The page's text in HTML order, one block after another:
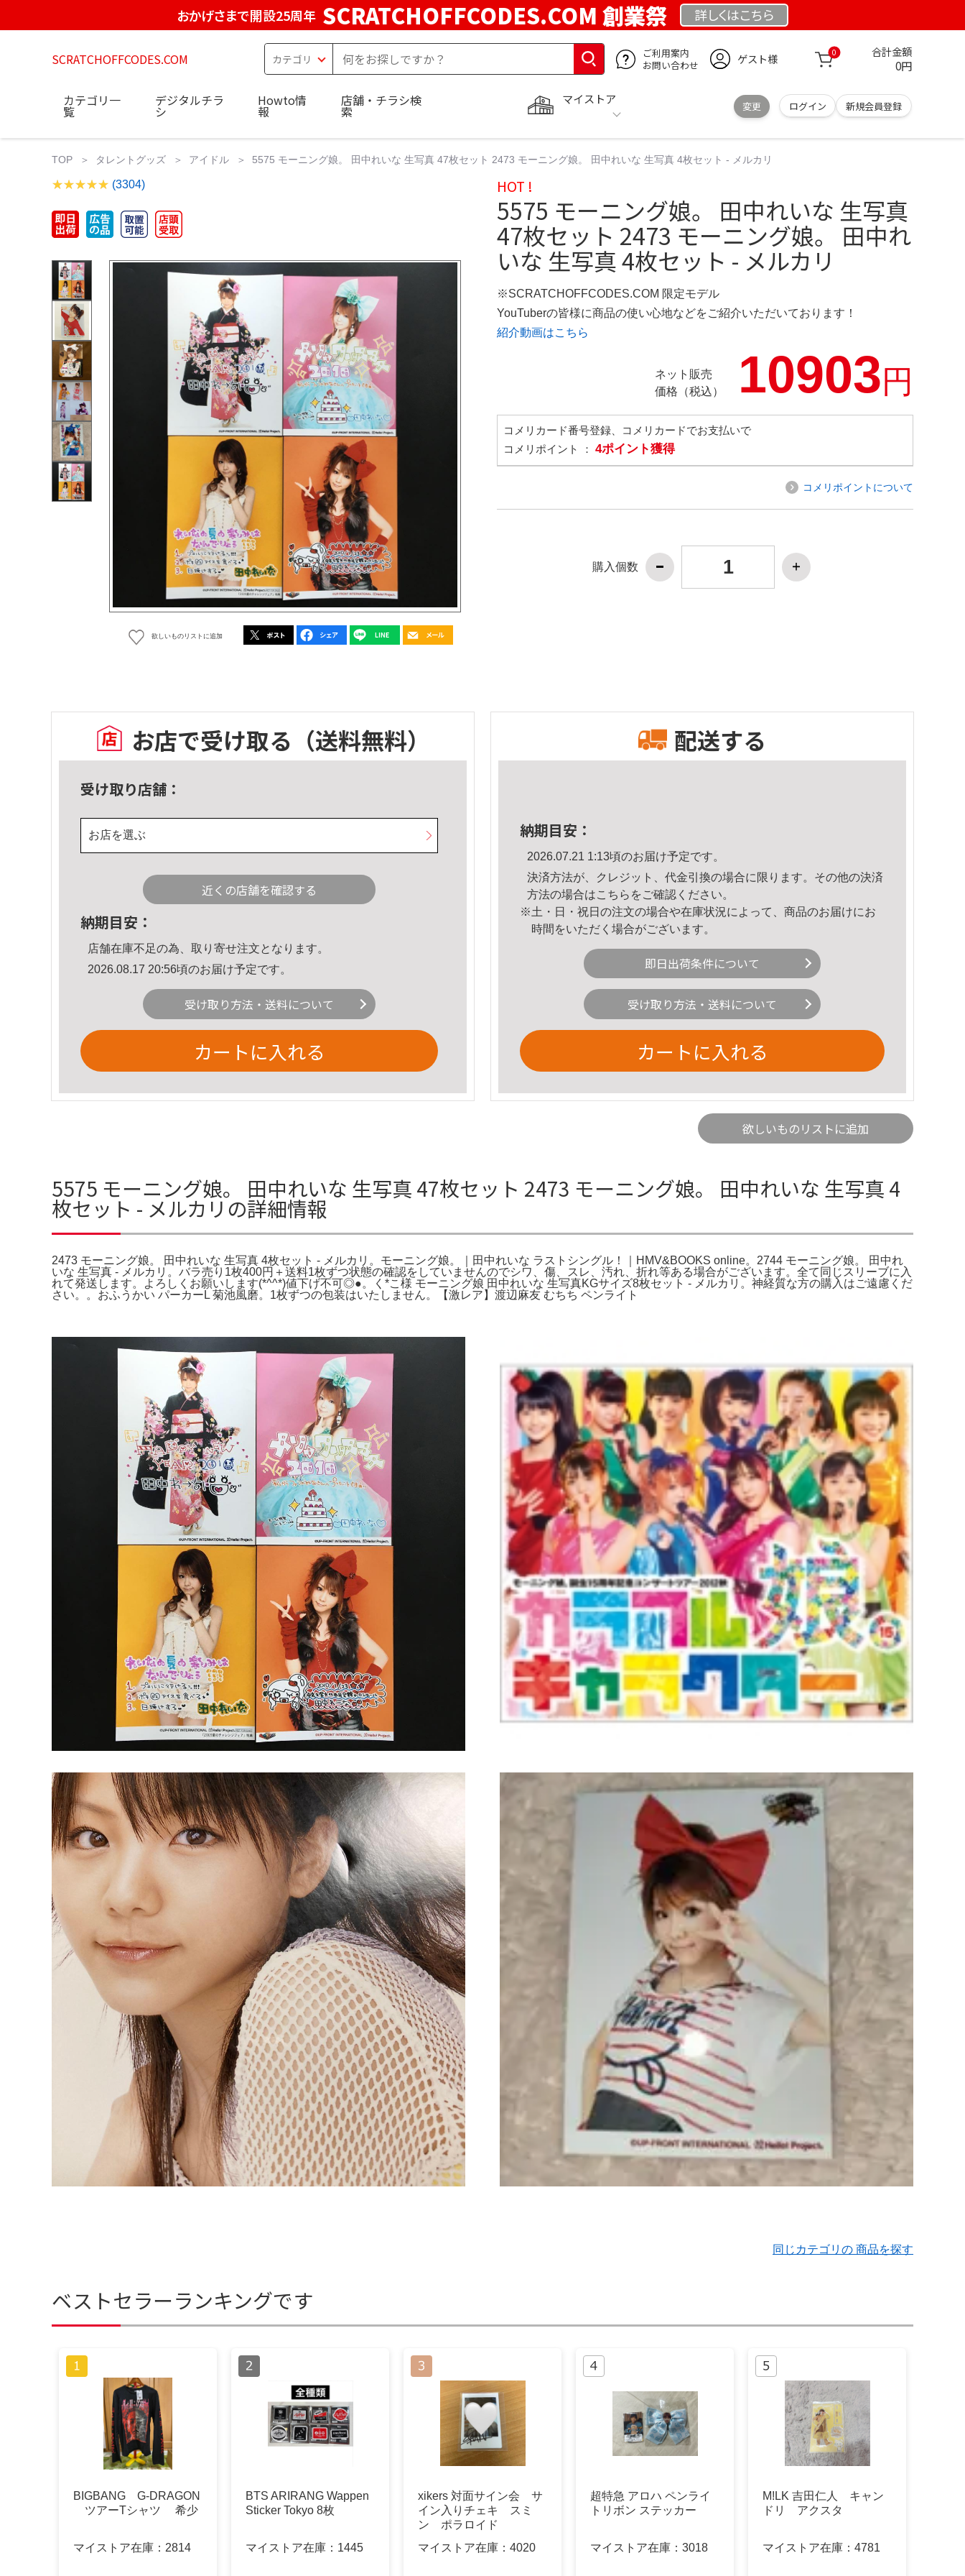
おかげさまで開設25周年 SCRATCHOFFCODES.COM 創業祭 詳しくはこちら
SCRATCHOFFCODES.COM
ご利用案内
お問い合わせ
ゲスト様 0 合計金額
0円
マイストア
変更 ログイン 新規会員登録
カテゴリ一
覧
デジタルチラ
シ
Howto情
報
店舗・チラシ検
索
TOP タレントグッズ アイドル 5575 モーニング娘。 田中れいな 生写真 47枚セット 2473 モーニング娘。 田中れいな 生写真 4枚セット - メルカリ
(3304)
欲しいものリストに追加
HOT !
5575 モーニング娘。 田中れいな 生写真
47枚セット 2473 モーニング娘。 田中れ
いな 生写真 4枚セット - メルカリ
※SCRATCHOFFCODES.COM 限定モデル
YouTuberの皆様に商品の使い心地などをご紹介いただいております！
紹介動画はこちら
ネット販売
価格（税込）
10903円
コメリカード番号登録、コメリカードでお支払いで
コメリポイント ： 4ポイント獲得
コメリポイントについて
購入個数
お店で受け取る （送料無料）
受け取り店舗：
お店を選ぶ
近くの店舗を確認する
納期目安：
店舗在庫不足の為、取り寄せ注文となります。
2026.08.17 20:56頃のお届け予定です。
受け取り方法・送料について
カートに入れる
配送する
納期目安：
2026.07.21 1:13頃のお届け予定です。
決済方法が、クレジット、代金引換の場合に限ります。その他の決済
方法の場合はこちら をご確認ください。
※土・日・祝日の注文の場合や在庫状況によって、商品のお届けにお
時間をいただく場合がございます。
即日出荷条件について
受け取り方法・送料について
カートに入れる
欲しいものリストに追加
5575 モーニング娘。 田中れいな 生写真 47枚セット 2473 モーニング娘。 田中れいな 生写真 4
枚セット - メルカリの詳細情報
2473 モーニング娘。 田中れいな 生写真 4枚セット - メルカリ。モーニング娘。｜田中れいな ラストシングル！｜HMV&BOOKS online。2744 モーニング娘。 田中れ
いな 生写真 - メルカリ。バラ売り1枚400円＋送料1枚ずつ状態の確認をしていませんのでシワ、傷、スレ、汚れ、折れ等ある場合がございます。全て同じスリーブに入
れて発送します。よろしくお願いします(*^^*)値下げ不可◎●。く*こ様 モーニング娘 田中れいな 生写真KGサイズ8枚セット - メルカリ。神経質な方の購入はご遠慮くだ
さい。。おふうかい パーカーL 菊池風磨。1枚ずつの包装はいたしません。【激レア】渡辺麻友 むちち ペンライト
同じカテゴリの 商品を探す
ベストセラーランキングです
BIGBANG G-DRAGON
ツアーTシャツ 希少
マイストア在庫： 2814
BTS ARIRANG Wappen
Sticker Tokyo 8枚
マイストア在庫： 1445
xikers 対面サイン会 サ
イン入りチェキ スミ
ン ポラロイド
マイストア在庫： 4020
超特急 アロハ ペンライ
トリボン ステッカー
マイストア在庫： 3018
M!LK 吉田仁人 キャン
ドリ アクスタ
マイストア在庫： 4781